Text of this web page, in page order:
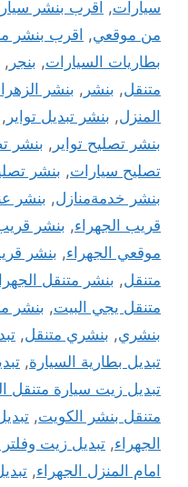
سيارات, اقرب بنشر
من موقعي, اقرب بنشر
بطاريات السيارات, بنجر ,
متنقل, بنشر , بنشر
المنزل, بنشر تبديل تواير ,
بنشر تصليح تواير , بنشر
تصليح سيارات, بنشر
بنشر خدمةمنازل, بنشر
قريب الجهراء, بنشر
موقعي الجهراء, بنشر
متنقل, بنشر متنقل
متنقل يجي البيت, بنشر
بنشري, بنشري متنقل,
تبديل بطارية السيارة,
تبديل زيت سيارة متنقل
متنقل بنشر الكويت,
الجهراء, تبديل زيت
امام المنزل الجهراء,